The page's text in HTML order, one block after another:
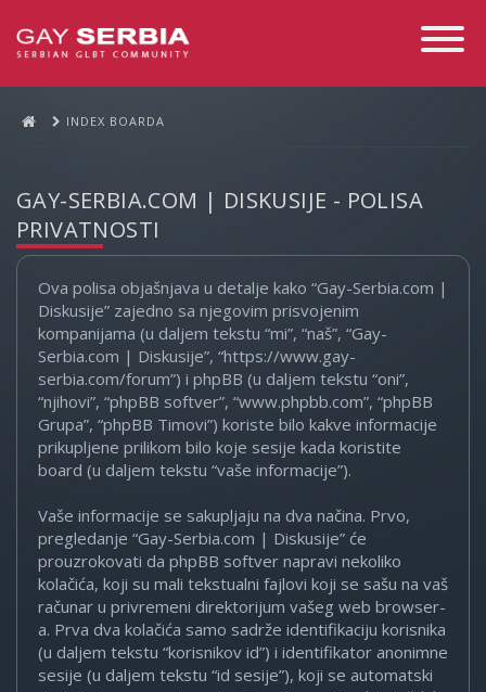
Toggle
INDEX BOARDA
GAY-SERBIA.COM | DISKUSIJE - POLISA
PRIVATNOSTI
Ova polisa objašnjava u detalje kako “Gay-Serbia.com |
Diskusije” zajedno sa njegovim prisvojenim
kompanijama (u daljem tekstu “mi”, “naš”, “Gay-
Serbia.com | Diskusije”, “https://www.gay-
serbia.com/forum”) i phpBB (u daljem tekstu “oni”,
“njihovi”, “phpBB softver”, “www.phpbb.com”, “phpBB
Grupa”, “phpBB Timovi”) koriste bilo kakve informacije
prikupljene prilikom bilo koje sesije kada koristite
board (u daljem tekstu “vaše informacije”).
Vaše informacije se sakupljaju na dva načina. Prvo,
pregledanje “Gay-Serbia.com | Diskusije” će
prouzrokovati da phpBB softver napravi nekoliko
kolačića, koji su mali tekstualni fajlovi koji se sašu na vaš
računar u privremeni direktorijum vašeg web browser-
a. Prva dva kolačića samo sadrže identifikaciju korisnika
(u daljem tekstu “korisnikov id”) i identifikator anonimne
sesije (u daljem tekstu “id sesije”), koji se automatski